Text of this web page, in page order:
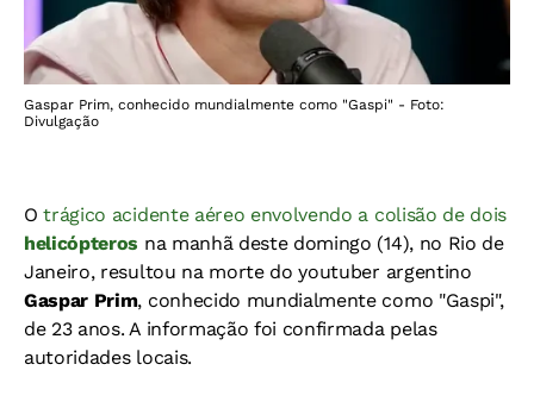
Gaspar Prim, conhecido mundialmente como "Gaspi" - Foto:
Divulgação
Otrágico acidente aéreo envolvendo a colisão de dois
helicópteros na manhã deste domingo (14), no Rio de
Janeiro, resultou na morte do youtuber argentino
Gaspar Prim, conhecido mundialmente como "Gaspi",
de 23 anos. A informação foi confirmada pelas
autoridades locais.